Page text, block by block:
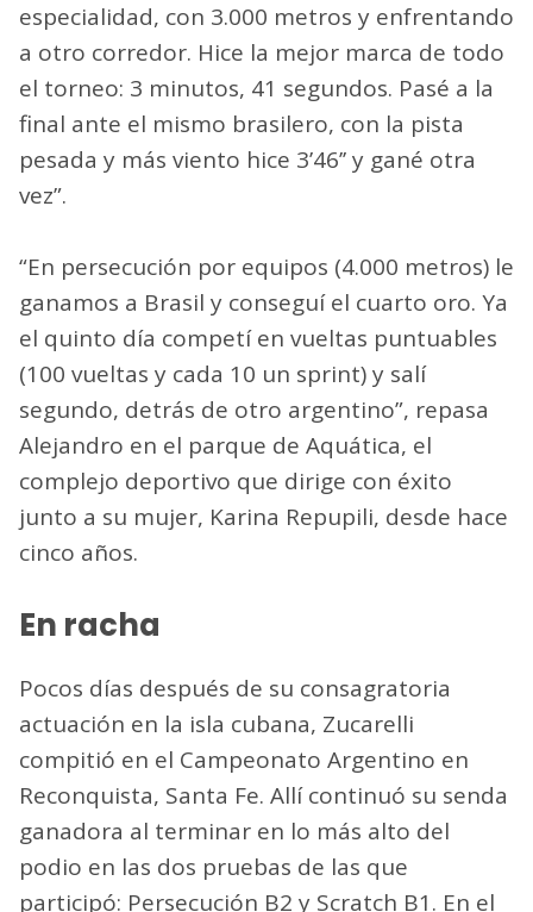
especialidad, con 3.000 metros y enfrentando
a otro corredor. Hice la mejor marca de todo
el torneo: 3 minutos, 41 segundos. Pasé a la
final ante el mismo brasilero, con la pista
pesada y más viento hice 3’46’’ y gané otra
vez”.
“En persecución por equipos (4.000 metros) le
ganamos a Brasil y conseguí el cuarto oro. Ya
el quinto día competí en vueltas puntuables
(100 vueltas y cada 10 un sprint) y salí
segundo, detrás de otro argentino”, repasa
Alejandro en el parque de Aquática, el
complejo deportivo que dirige con éxito
junto a su mujer, Karina Repupili, desde hace
cinco años.
En racha
Pocos días después de su consagratoria
actuación en la isla cubana, Zucarelli
compitió en el Campeonato Argentino en
Reconquista, Santa Fe. Allí continuó su senda
ganadora al terminar en lo más alto del
podio en las dos pruebas de las que
participó: Persecución B2 y Scratch B1. En el